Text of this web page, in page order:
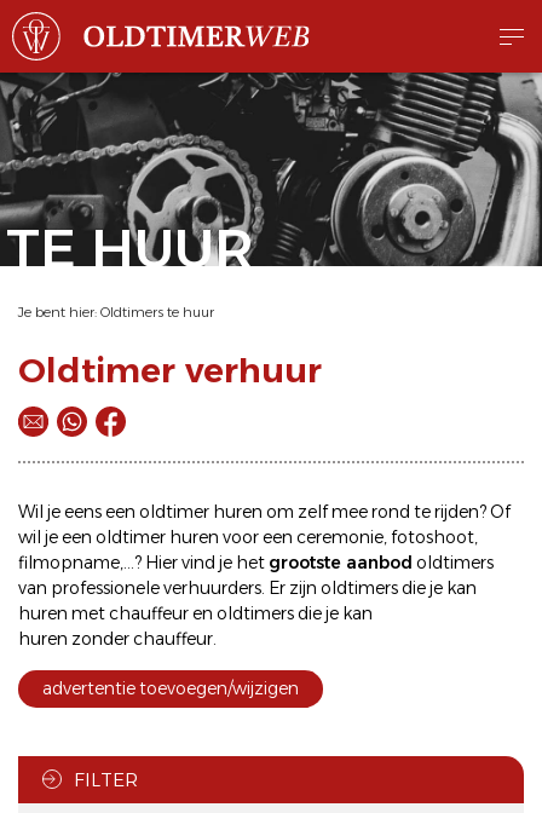
TE HUUR
Je bent hier: Oldtimers te huur
Oldtimer verhuur
Wil je eens een oldtimer huren om zelf mee rond te rijden? Of
wil je een oldtimer huren voor een ceremonie, fotoshoot,
filmopname,...? Hier vind je het grootste aanbod oldtimers
van professionele verhuurders. Er zijn oldtimers die je kan
huren met chauffeur en oldtimers die je kan
huren zonder chauffeur.
advertentie toevoegen/wijzigen
FILTER